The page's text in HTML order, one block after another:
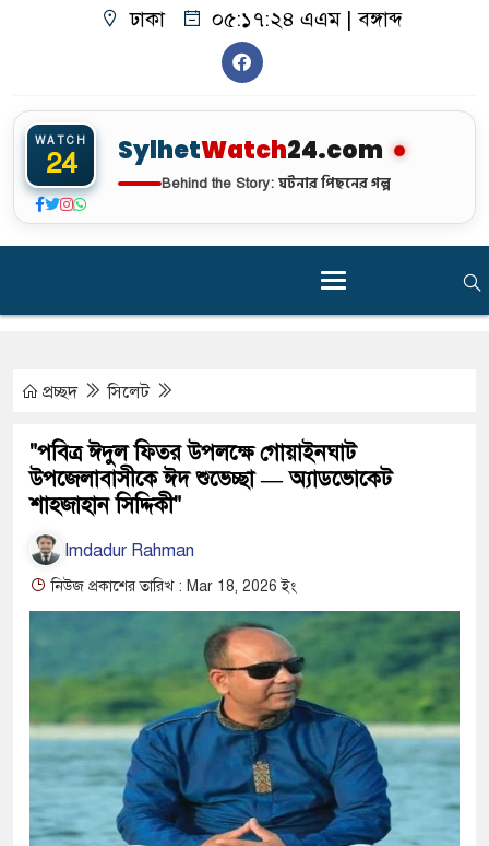
ঢাকা ০৫:১৭:২৫ এএম|বঙ্গাব্দ
WATCH
24 SylhetWatch24.com
Behind the Story: ঘটনার পিছনের গল্প
প্রচ্ছদ সিলেট
"পবিত্র ঈদুল ফিতর উপলক্ষে গোয়াইনঘাট
উপজেলাবাসীকে ঈদ শুভেচ্ছা — অ্যাডভোকেট
শাহজাহান সিদ্দিকী"
Imdadur Rahman
নিউজ প্রকাশের তারিখ : Mar 18, 2026 ইং